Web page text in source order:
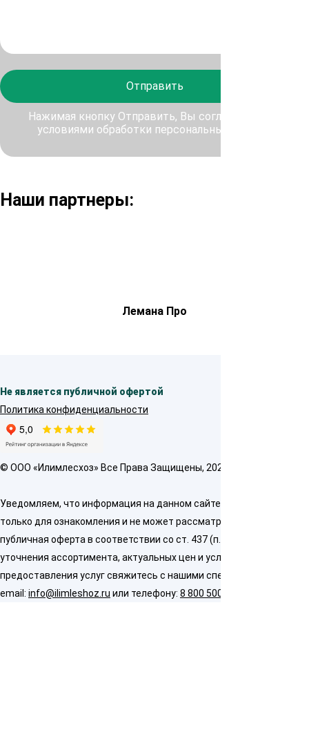
Отправить
Нажимая кнопку Отправить, Вы соглашаетесь с
условиями обработки персональных данных
Наши партнеры:
Лемана Про
Не является публичной офертой
Политика конфиденциальности
© OOO «Илимлесхоз» Все Права Защищены, 2026
Уведомляем, что информация на данном сайте предназначена
только для ознакомления и не может рассматриваться как
публичная оферта в соответствии со ст. 437 (п. 2) ГК РФ. Для
уточнения ассортимента, актуальных цен и условий
предоставления услуг свяжитесь с нашими специалистами по
email: info@ilimleshoz.ru или телефону: 8 800 500 5437